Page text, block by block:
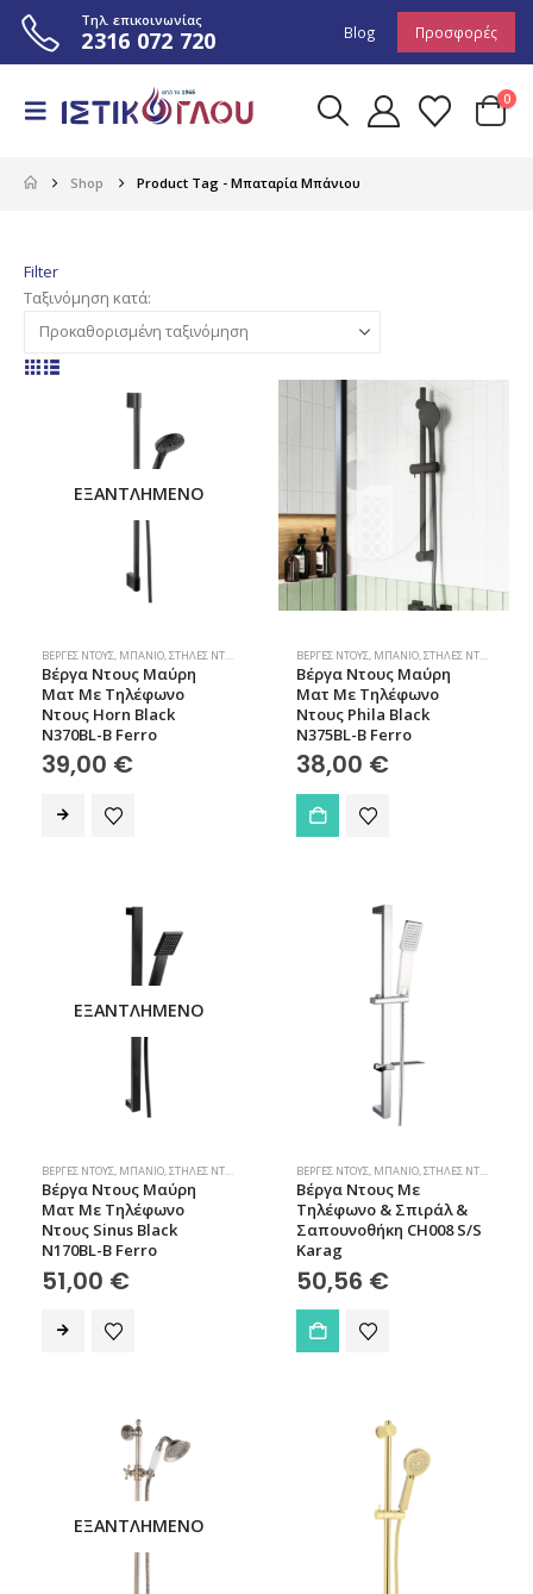
Τηλ. επικοινωνίας
2316 072 720 Blog Προσφορές
0
Shop Product Tag -Μπαταρία Μπάνιου
Filter
Ταξινόμηση κατά:
ΕΞΑΝΤΛΗΜΈΝΟ
ΒΈΡΓΕΣ ΝΤΟΥΣ, ΜΠΆΝΙΟ,ΣΤΉΛΕΣ ΝΤΟΥΣ
Βέργα Ντους Μαύρη
Ματ Με Τηλέφωνο
Ντους Horn Black
N370BL-B Ferro
39,00 €
ΒΈΡΓΕΣ ΝΤΟΥΣ, ΜΠΆΝΙΟ,ΣΤΉΛΕΣ ΝΤΟΥΣ
Βέργα Ντους Μαύρη
Ματ Με Τηλέφωνο
Ντους Phila Black
N375BL-B Ferro
38,00 €
ΕΞΑΝΤΛΗΜΈΝΟ
ΒΈΡΓΕΣ ΝΤΟΥΣ, ΜΠΆΝΙΟ,ΣΤΉΛΕΣ ΝΤΟΥΣ
Βέργα Ντους Μαύρη
Ματ Με Τηλέφωνο
Ντους Sinus Black
N170BL-B Ferro
51,00 €
ΒΈΡΓΕΣ ΝΤΟΥΣ, ΜΠΆΝΙΟ,ΣΤΉΛΕΣ ΝΤΟΥΣ
Βέργα Ντους Με
Τηλέφωνο & Σπιράλ &
Σαπουνοθήκη CH008 S/S
Karag
50,56 €
ΕΞΑΝΤΛΗΜΈΝΟ